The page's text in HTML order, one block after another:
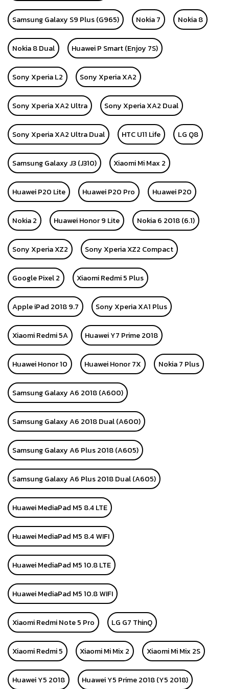
Samsung Galaxy S9 Plus (G965) Nokia 7 Nokia 8
Nokia 8 Dual Huawei P Smart (Enjoy 7S)
Sony Xperia L2 Sony Xperia XA2
Sony Xperia XA2 Ultra Sony Xperia XA2 Dual
Sony Xperia XA2 Ultra Dual HTC U11 Life LG Q8
Samsung Galaxy J3 (J310) Xiaomi Mi Max 2
Huawei P20 Lite Huawei P20 Pro Huawei P20
Nokia 2 Huawei Honor 9 Lite Nokia 6 2018 (6.1)
Sony Xperia XZ2 Sony Xperia XZ2 Compact
Google Pixel 2 Xiaomi Redmi 5 Plus
Apple iPad 2018 9.7 Sony Xperia XA1 Plus
Xiaomi Redmi 5A Huawei Y7 Prime 2018
Huawei Honor 10 Huawei Honor 7X Nokia 7 Plus
Samsung Galaxy A6 2018 (A600)
Samsung Galaxy A6 2018 Dual (A600)
Samsung Galaxy A6 Plus 2018 (A605)
Samsung Galaxy A6 Plus 2018 Dual (A605)
Huawei MediaPad M5 8.4 LTE
Huawei MediaPad M5 8.4 WIFI
Huawei MediaPad M5 10.8 LTE
Huawei MediaPad M5 10.8 WIFI
Xiaomi Redmi Note 5 Pro LG G7 ThinQ
Xiaomi Redmi 5 Xiaomi Mi Mix 2 Xiaomi Mi Mix 2S
Huawei Y5 2018 Huawei Y5 Prime 2018 (Y5 2018)